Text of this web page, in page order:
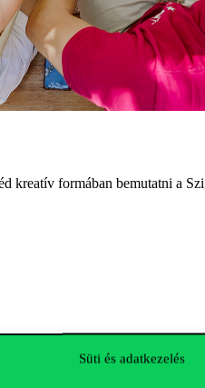
Süti és adatkezelés
kreatív formában bemutatni a